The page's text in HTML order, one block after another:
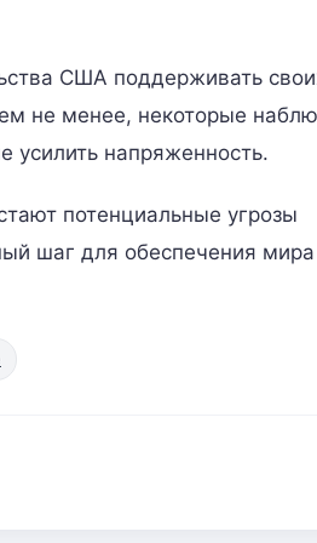
США поддерживать
не менее, некоторые
усилить напряженность.
потенциальные угрозы
шаг для обеспечения